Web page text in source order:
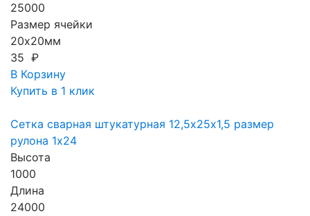
25000
Размер ячейки
20х20мм
35 ₽
В Корзину
Купить в 1 клик
Сетка сварная штукатурная 12,5х25х1,5 размер
рулона 1х24
Высота
1000
Длина
24000